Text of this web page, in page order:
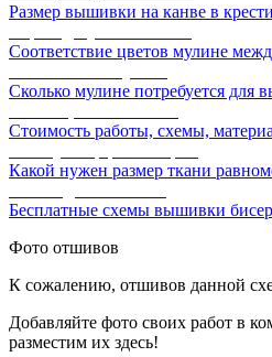
Размер вышивки на канве в
Соответствие цветов мулине
Сколько мулине потребуется для
Стоимость работы, схемы,
Какой нужен размер ткани
Бесплатные схемы вышивки
Фото отшивов
К сожалению, отшивов данной
Добавляйте фото своих работ в
разместим их здесь!